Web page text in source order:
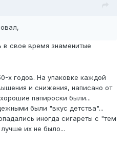
в свое время знаменитые
х годов. На упаковке каждой
и снижения, написано от
папироски были...
были "вкус детства"...
иногда сигареты с "тем
их не было...